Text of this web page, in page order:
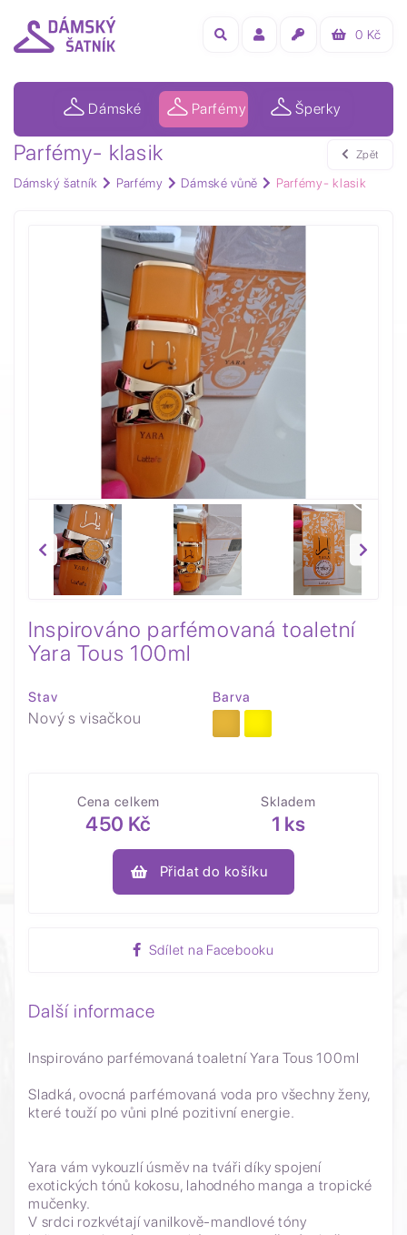
0 Kč
Dámské Parfémy Šperky
Parfémy- klasik
Dámský šatník Parfémy Dámské vůně Parfémy- klasik
Zpět
Inspirováno parfémovaná toaletní
Yara Tous 100ml
Stav
Nový s visačkou
Barva
Cena celkem
450 Kč
Skladem
1 ks
Přidat do košíku
Sdílet na Facebooku
Další informace
Inspirováno parfémovaná toaletní Yara Tous 100ml
Sladká, ovocná parfémovaná voda pro všechny ženy,
které touží po vůni plné pozitivní energie.
Yara vám vykouzlí úsměv na tváři díky spojení
exotických tónů kokosu, lahodného manga a tropické
mučenky.
V srdci rozkvétají vanilkově-mandlové tóny